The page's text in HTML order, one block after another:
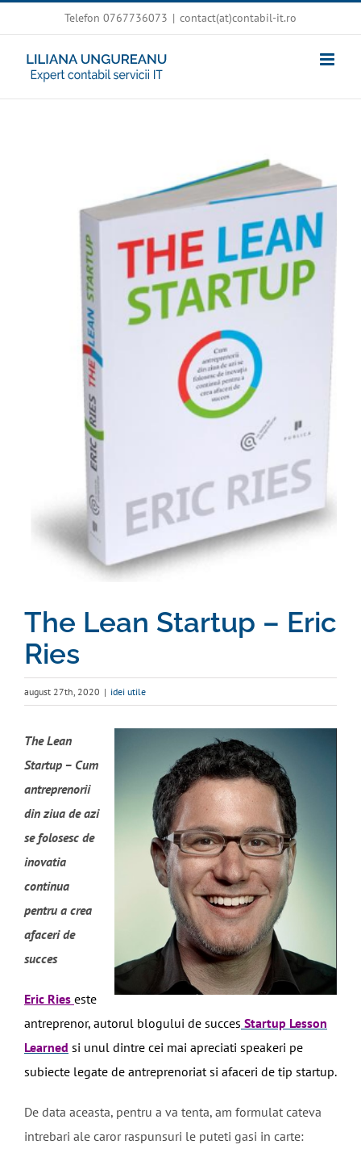
to
content
Telefon 0767736073 | contact(at)contabil-it.ro
The Lean Startup – Eric
Ries
august 27th, 2020 | idei utile
The Lean
Startup – Cum
antreprenorii
din ziua de azi
se folosesc de
inovatia
continua
pentru a crea
afaceri de
succes
Eric Ries este
antreprenor, autorul blogului de succes Startup Lesson
Learned si unul dintre cei mai apreciati speakeri pe
subiecte legate de antreprenoriat si afaceri de tip startup.
De data aceasta, pentru a va tenta, am formulat cateva
intrebari ale caror raspunsuri le puteti gasi in carte: